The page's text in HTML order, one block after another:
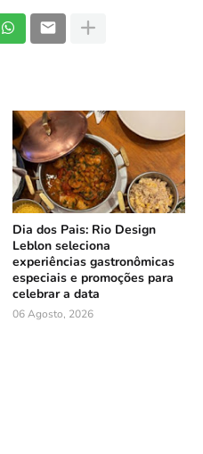
Dia dos Pais: Rio Design
Leblon seleciona
experiências gastronômicas
especiais e promoções para
celebrar a data
06 Agosto, 2026